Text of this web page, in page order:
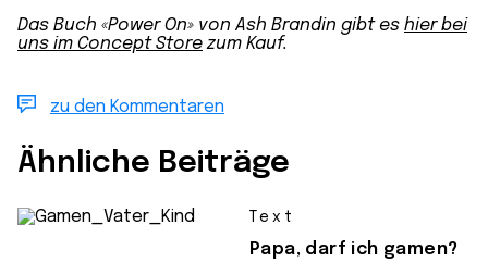
Das Buch «Power On» von Ash Brandin gibt es hier bei
uns im Concept Storezum Kauf.
zu den Kommentaren
Ähnliche Beiträge
Text
Papa, darf ich gamen?